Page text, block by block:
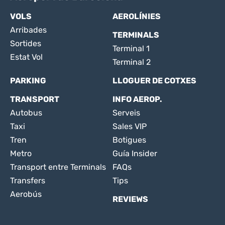
VOLS
Arribades
Sortides
Estat Vol
AEROLÍNIES
TERMINALS
Terminal 1
Terminal 2
PARKING
LLOGUER DE COTXES
TRANSPORT
Autobus
Taxi
Tren
Metro
Transport entre Terminals
Transfers
Aerobús
INFO AEROP.
Serveis
Sales VIP
Botigues
Guía Insider
FAQs
Tips
REVIEWS